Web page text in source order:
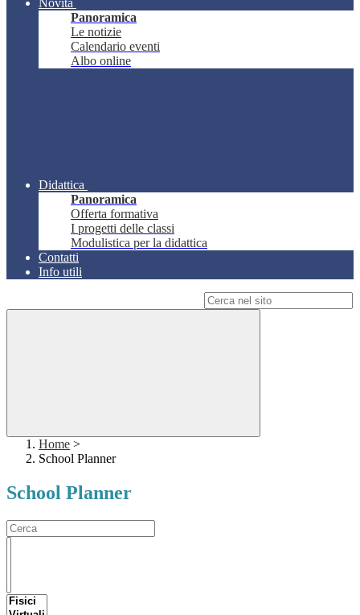
Novità
Panoramica
Le notizie
Calendario eventi
Albo online
Didattica
Panoramica
Offerta formativa
I progetti delle classi
Modulistica per la didattica
Contatti
Info utili
Home >
School Planner
School Planner